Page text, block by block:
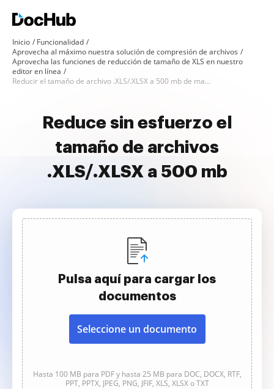
Inicio
Funcionalidad
Aprovecha al máximo nuestra solución de compresión de archivos
Aprovecha las funciones de reducción de tamaño de XLS en nuestro
editor en línea
Reducir el tamaño de archivo .XLS/.XLSX a 500 mb de manera sencilla
Reduce sin esfuerzo el
tamaño de archivos
.XLS/.XLSX a 500 mb
Pulsa aquí para cargar los
documentos
Seleccione un documento
Hasta 100 MB para PDF y hasta 25 MB para DOC, DOCX, RTF,
PPT, PPTX, JPEG, PNG, JFIF, XLS, XLSX o TXT